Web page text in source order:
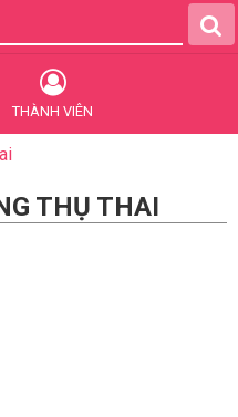
THÀNH VIÊN
THỤ THAI